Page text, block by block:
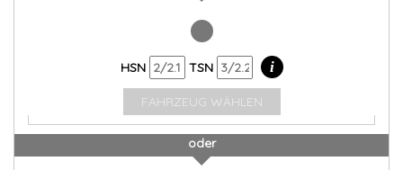
HSN TSN i
FAHRZEUG WÄHLEN
oder